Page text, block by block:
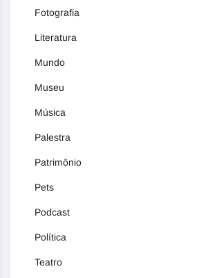
Fotografia
Literatura
Mundo
Museu
Música
Palestra
Patrimônio
Pets
Podcast
Política
Teatro